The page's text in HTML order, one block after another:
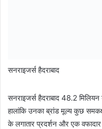
सनराइजर्स हैदराबाद
सनराइजर्स हैदराबाद 48.2
हालांकि उनका ब्रांड मूल्य कुछ
के लगातार प्रदर्शन और एक